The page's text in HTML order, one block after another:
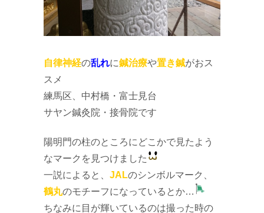
自律神経の乱れに鍼治療や置き鍼がおス
スメ
練馬区、中村橋・富士見台
サヤン鍼灸院・接骨院です
陽明門の柱のところにどこかで見たよう
なマークを見つけました
一説によると、 JALのシンボルマーク、
鶴丸のモチーフになっているとか…
ちなみに目が輝いているのは撮った時の